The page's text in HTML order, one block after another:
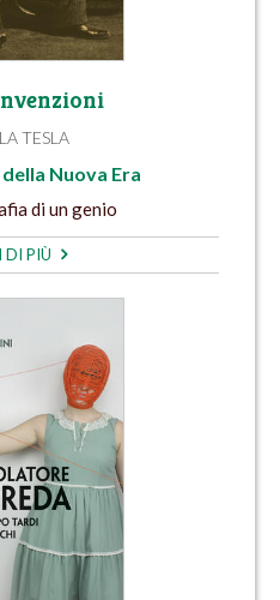
TESLA
Nuova Era
di un genio
DI PIÙ